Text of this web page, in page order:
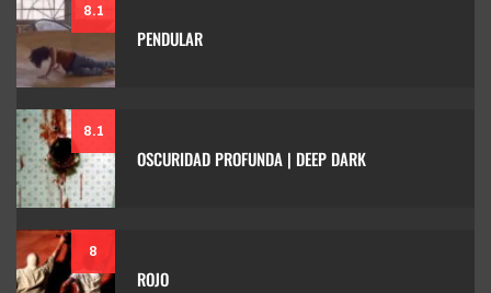
8.1
PENDULAR
8.1
OSCURIDAD PROFUNDA | DEEP DARK
8
ROJO